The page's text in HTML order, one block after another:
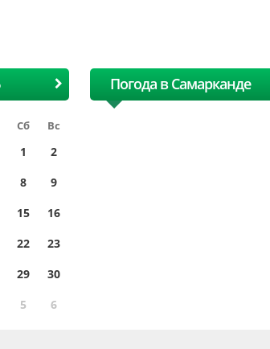
Сб Вс
1
2
8
9
15
16
22
23
29
30
5 6
Погода в Самарканде